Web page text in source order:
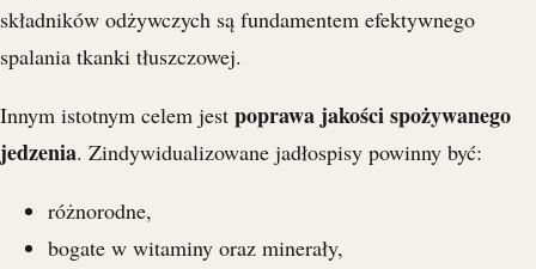
składników odżywczych są fundamentem efektywnego
spalania tkanki tłuszczowej.
Innym istotnym celem jest poprawa jakości spożywanego
jedzenia. Zindywidualizowane jadłospisy powinny być:
różnorodne,
bogate w witaminy oraz minerały,